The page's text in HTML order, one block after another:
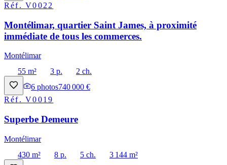
Réf.V0022
Montélimar, quartier Saint James, à proximité
immédiate de tous les commerces.
Montélimar
55 m²
3 p.
2 ch.
6 photos740 000 €
Réf.V0019
Superbe Demeure
Montélimar
430 m²
8 p. 5 ch.
3 144 m²